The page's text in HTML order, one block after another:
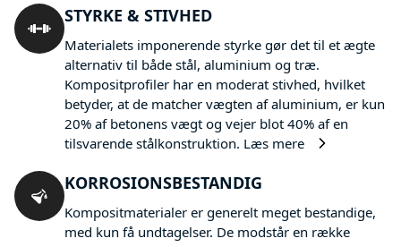
STYRKE & STIVHED
Materialets imponerende styrke gør det til et ægte
alternativ til både stål, aluminium og træ.
Kompositprofiler har en moderat stivhed, hvilket
betyder, at de matcher vægten af aluminium, er kun
20% af betonens vægt og vejer blot 40% af en
tilsvarende stålkonstruktion. Læs mere
KORROSIONSBESTANDIG
Kompositmaterialer er generelt meget bestandige,
med kun få undtagelser. De modstår en række